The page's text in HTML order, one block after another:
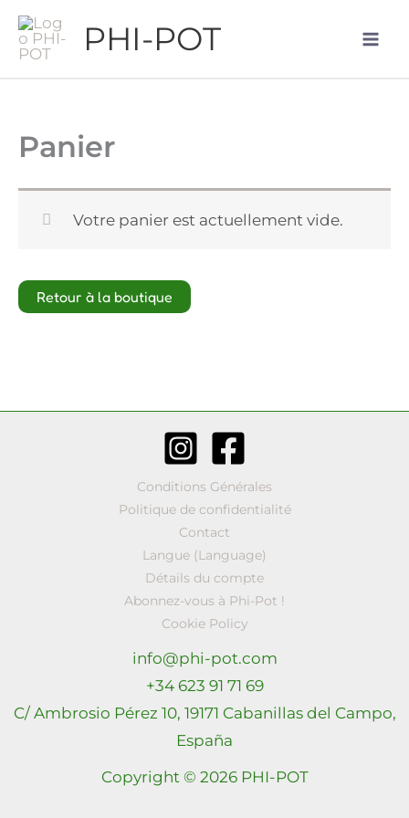
Sauter
PHI-POT
Panier
Votre panier est actuellement vide.
Retour à la boutique
Conditions Générales
Politique de confidentialité
Contact
Langue (Language)
Détails du compte
Abonnez-vous à Phi-Pot !
Cookie Policy
info@phi-pot.com
+34 623 91 71 69
C/ Ambrosio Pérez 10, 19171 Cabanillas del Campo,
España
Copyright © 2026 PHI-POT